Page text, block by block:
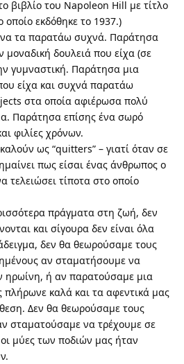
βιβλίο του Napoleon Hill με τίτλο
οποίο εκδόθηκε το 1937.)
τα παρατάω συχνά. Παράτησα
μοναδική δουλειά που είχα (σε
γυμναστική. Παράτησα μια
είχα και συχνά παρατάω
στα οποία αφιέρωσα πολύ
Παράτησα επίσης ένα σωρό
φιλίες χρόνων.
ως “quitters” – γιατί όταν σε
πως είσαι ένας άνθρωπος ο
τελειώσει τίποτα στο οποίο
πράγματα στη ζωή, δεν
και σίγουρα δεν είναι όλα
δεν θα θεωρούσαμε τους
αν σταματήσουμε να
ηρωίνη, ή αν παρατούσαμε μια
πλήρωνε καλά και τα αφεντικά μας
Δεν θα θεωρούσαμε τους
σταματούσαμε να τρέχουμε σε
μύες των ποδιών μας ήταν